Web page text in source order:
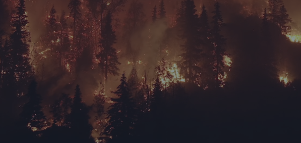
Anteil der nicht versicherten
Schäden aus
Naturkatastrophen seit 1980
beträgt
71.8%